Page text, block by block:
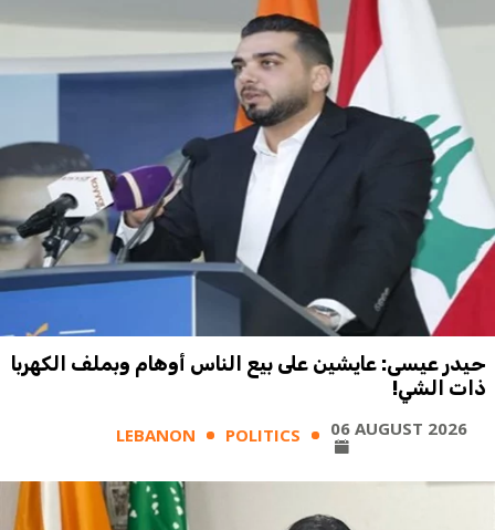
حيدر عيسى: عايشين على بيع الناس أوهام وبملف الكهربا
ذات الشي!
LEBANON POLITICS 06 AUGUST 2026